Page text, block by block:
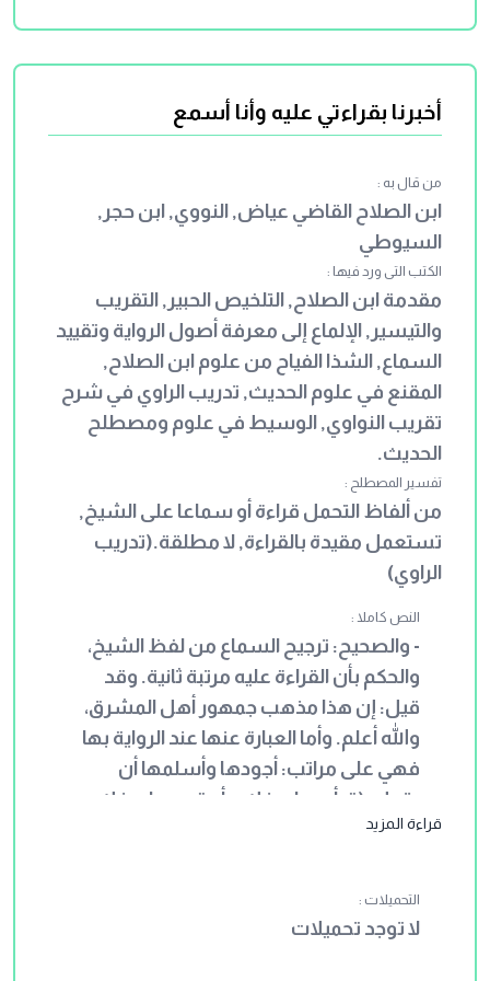
وفيه نظر ; فإن عدم الاجتماع في الزمان يلزم
في المكان، ولا عكس، وكأنه نظر إلى أن
المقصود بلوغ الخبر بالإذن، وهو حاصل
فيهما (وبه) أي: بالجواز مطلقا (قد سبقا)
المالكي (مع) أبي يعلى بن (الفراء) الحنبلي،
والقاضي أبي عبد الله الدامغاني الحنفي وأبي
الطيب الطبري الشافعي فيما سمعه منه
الخطيب قديما قبل أن يقول ما تقدم، وكذا
أجازه غيره من الشافعية، بل قال عياض: إنه
أجازه معظم الشيوخ المتأخرين، قال: وبهذا
استمر عملهم بعد شرقا وغربا - انتهى.
أخبرنا بقراءتي عليه وأنا أسمع
من قال به :
ابن الصلاح القاضي عياض, النووي, ابن حجر,
السيوطي
الكتب التى ورد فيها :
مقدمة ابن الصلاح, التلخيص الحبير, التقريب
والتيسير, الإلماع إلى معرفة أصول الرواية وتقييد
السماع, الشذا الفياح من علوم ابن الصلاح,
المقنع في علوم الحديث, تدريب الراوي في شرح
تقريب النواوي, الوسيط في علوم ومصطلح
الحديث.
تفسير المصطلح :
من ألفاظ التحمل قراءة أو سماعا على الشيخ,
تستعمل مقيدة بالقراءة, لا مطلقة.(تدريب
الراوي)
النص كاملا :
- والصحيح: ترجيح السماع من لفظ الشيخ،
والحكم بأن القراءة عليه مرتبة ثانية. وقد
قيل: إن هذا مذهب جمهور أهل المشرق،
والله أعلم. وأما العبارة عنها عند الرواية بها
فهي على مراتب: أجودها وأسلمها أن
يقول: (قرأت على فلان، أو قرئ على فلان،
وأنا أسمع، فأقر به) فهذا سائغ من غير
السماع من لفظ الشيخ مطلقة، إذا أتى بها
هاهنا مقيدة، بأن يقول (حدثنا فلان قراءة
قراءة المزيد
التحميلات :
لا توجد تحميلات